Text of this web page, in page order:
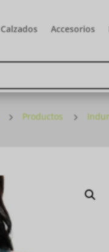
Calzados Accesorios
5 Productos 5